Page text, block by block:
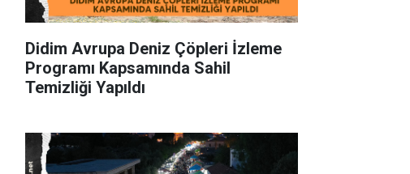
Didim Avrupa Deniz Çöpleri İzleme
Programı Kapsamında Sahil
Temizliği Yapıldı